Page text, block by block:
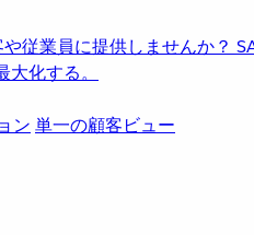
従業員に提供しませんか？
化する。
ン 単一の顧客ビュー